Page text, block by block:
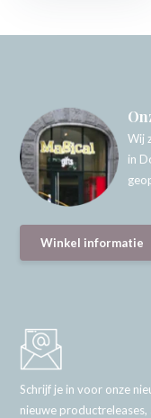
Wij
in
Winkel informatie
Schrijf je in voor onze
nieuwe